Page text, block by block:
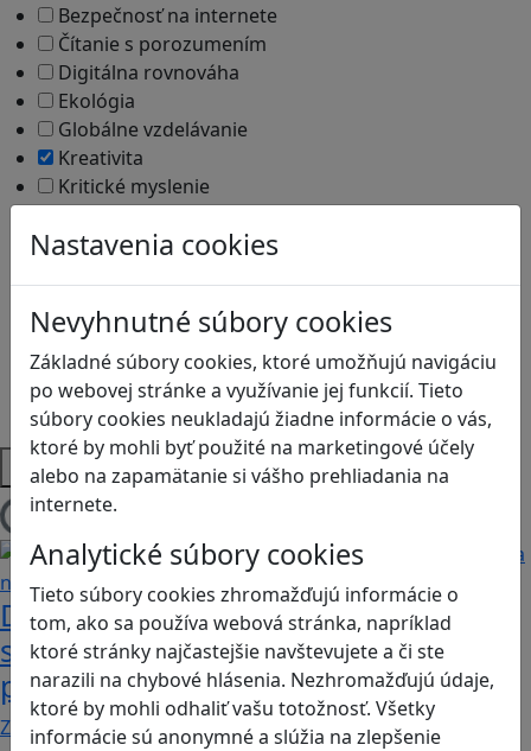
Nastavenia cookies
Nevyhnutné súbory cookies
Základné súbory cookies, ktoré umožňujú navigáciu
po webovej stránke a využívanie jej funkcií. Tieto
súbory cookies neukladajú žiadne informácie o vás,
ktoré by mohli byť použité na marketingové účely
alebo na zapamätanie si vášho prehliadania na
internete.
Analytické súbory cookies
Tieto súbory cookies zhromažďujú informácie o
tom, ako sa používa webová stránka, napríklad
ktoré stránky najčastejšie navštevujete a či ste
narazili na chybové hlásenia. Nezhromažďujú údaje,
ktoré by mohli odhaliť vašu totožnosť. Všetky
informácie sú anonymné a slúžia na zlepšenie
Bezpečnosť na internete
Čítanie s porozumením
Digitálna rovnováha
Ekológia
Globálne vzdelávanie
Kreativita
Kritické myslenie
Logické myslenie
Programovanie/Technika
Sociálne zručnosti a kooperácia
Strategické myslenie
Zdravie a pohyb
Platformy
Desatoro rád pre rodičov, ako sa hrať
s deťmi videohry a nastavovať
pravidlá
Zohľadňovať treba vývinové špecifiká detí, a…